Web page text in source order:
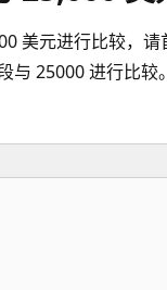
美元进行比较，
25000 进行比较